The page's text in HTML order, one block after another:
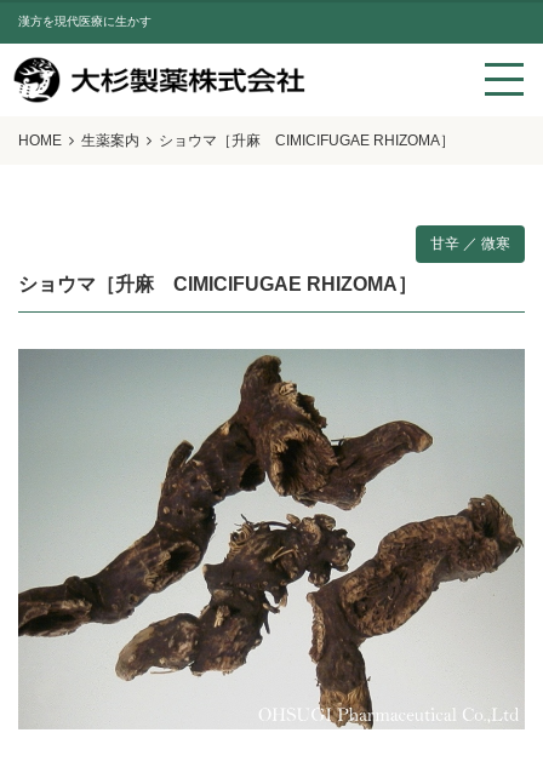
漢方を現代医療に生かす
HOME 生薬案内 ショウマ［升麻 CIMICIFUGAE RHIZOMA］
甘辛 ／ 微寒
ショウマ［升麻 CIMICIFUGAE RHIZOMA］